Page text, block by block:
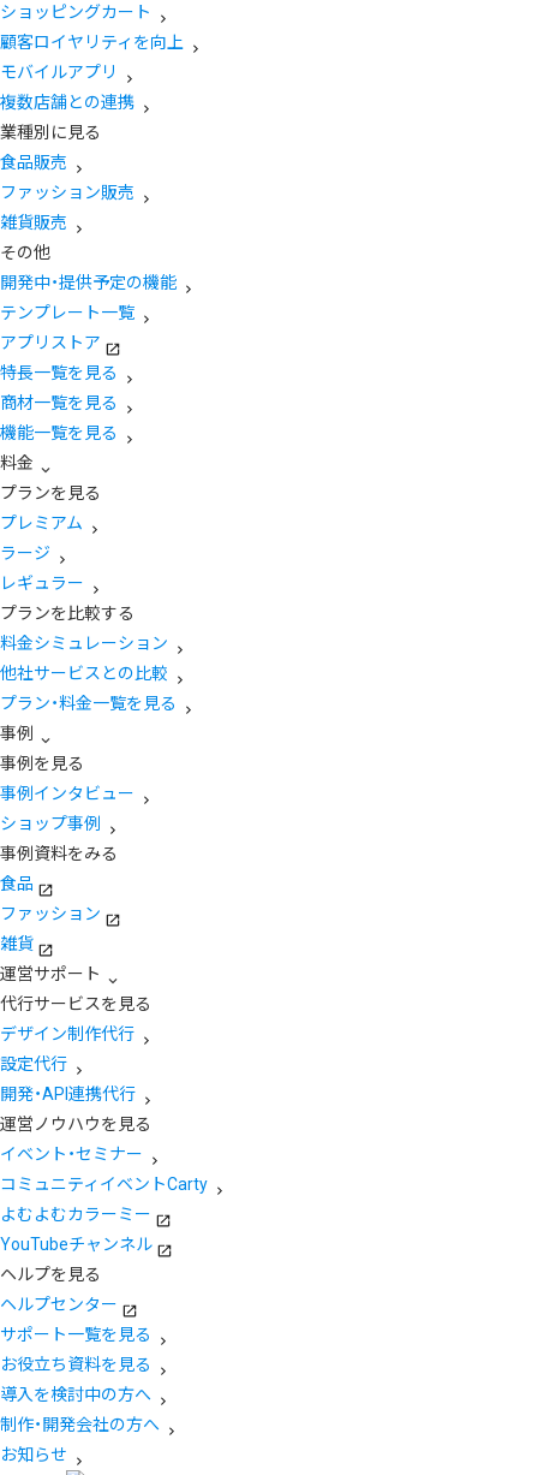
ショッピングカート
顧客ロイヤリティを向上
モバイルアプリ
複数店舗との連携
業種別に見る
食品販売
ファッション販売
雑貨販売
その他
開発中・提供予定の機能
テンプレート一覧
アプリストア
特長一覧を見る
商材一覧を見る
機能一覧を見る
料金
プランを見る
プレミアム
ラージ
レギュラー
プランを比較する
料金シミュレーション
他社サービスとの比較
プラン・料金一覧を見る
事例
事例を見る
事例インタビュー
ショップ事例
事例資料をみる
食品
ファッション
雑貨
運営サポート
代行サービスを見る
デザイン制作代行
設定代行
開発・API連携代行
運営ノウハウを見る
イベント・セミナー
コミュニティイベントCarty
よむよむカラーミー
YouTubeチャンネル
ヘルプを見る
ヘルプセンター
サポート一覧を見る
お役立ち資料を見る
導入を検討中の方へ
制作・開発会社の方へ
お知らせ